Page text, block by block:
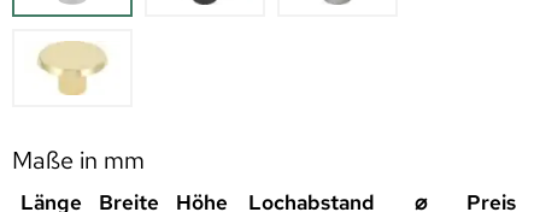
Maße in mm
Länge Breite Höhe Lochabstand ⌀
Preis